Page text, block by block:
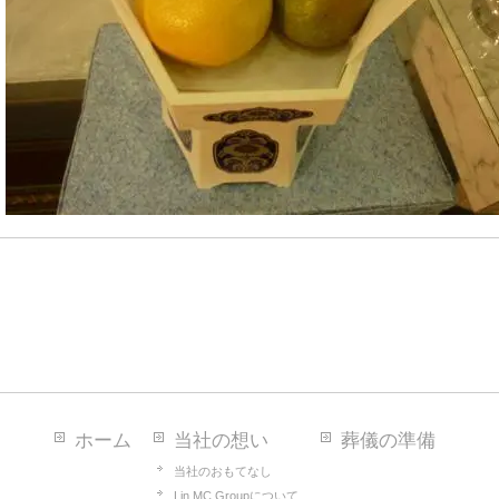
ホーム 当社の想い
当社のおもてなし
Lin MC Groupについて
葬儀の準備